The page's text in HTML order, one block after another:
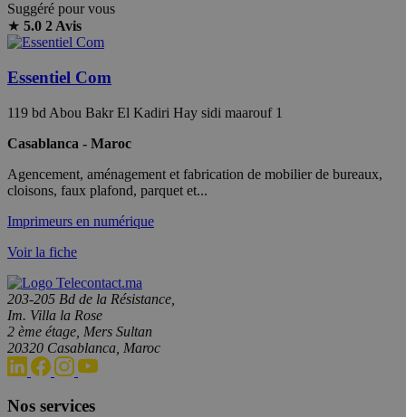
Suggéré pour vous
★ 5.0 2 Avis
Essentiel Com
119 bd Abou Bakr El Kadiri Hay sidi maarouf 1
Casablanca - Maroc
Agencement, aménagement et fabrication de mobilier de bureaux,
cloisons, faux plafond, parquet et...
Imprimeurs en numérique
Voir la fiche
203-205 Bd de la Résistance,
Im. Villa la Rose
2 ème étage, Mers Sultan
20320 Casablanca, Maroc
Nos services